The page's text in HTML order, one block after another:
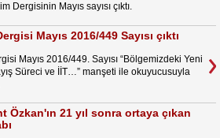
Dergisinin Mayıs sayısı çıktı.
Mayıs 2016/449 Sayısı çıktı
Mayıs 2016/449. Sayısı “Bölgemizdeki Yeni
Süreci ve İİT…” manşeti ile okuyucusuyla
Özkan'ın 21 yıl sonra ortaya çıkan